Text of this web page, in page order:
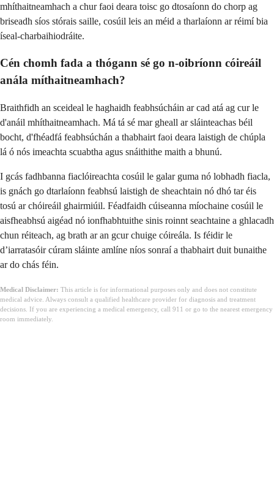
mhíthaitneamhach a chur faoi deara toisc go dtosaíonn do chorp ag
briseadh síos stórais saille, cosúil leis an méid a tharlaíonn ar réimí bia
íseal-charbaihiodráite.
Cén chomh fada a thógann sé go n-oibríonn cóireáil
anála míthaitneamhach?
Braithfidh an sceideal le haghaidh feabhsúcháin ar cad atá ag cur le
d'anáil mhíthaitneamhach. Má tá sé mar gheall ar sláinteachas béil
bocht, d'fhéadfá feabhsúchán a thabhairt faoi deara laistigh de chúpla
lá ó nós imeachta scuabtha agus snáithithe maith a bhunú.
I gcás fadhbanna fiaclóireachta cosúil le galar guma nó lobhadh fiacla,
is gnách go dtarlaíonn feabhsú laistigh de sheachtain nó dhó tar éis
tosú ar chóireáil ghairmiúil. Féadfaidh cúiseanna míochaine cosúil le
aisfheabhsú aigéad nó ionfhabhtuithe sinis roinnt seachtaine a ghlacadh
chun réiteach, ag brath ar an gcur chuige cóireála. Is féidir le
d’iarratasóir cúram sláinte amlíne níos sonraí a thabhairt duit bunaithe
ar do chás féin.
Medical Disclaimer: This article is for informational purposes only and does not constitute
medical advice. Always consult a qualified healthcare provider for diagnosis and treatment
decisions. If you are experiencing a medical emergency, call 911 or go to the nearest emergency
room immediately.